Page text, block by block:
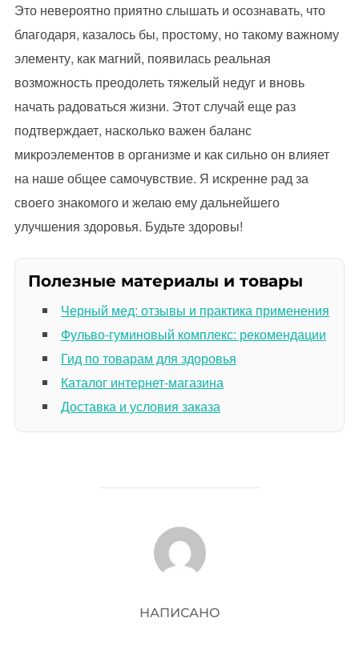
Это невероятно приятно слышать и осознавать, что
благодаря, казалось бы, простому, но такому важному
элементу, как магний, появилась реальная
возможность преодолеть тяжелый недуг и вновь
начать радоваться жизни. Этот случай еще раз
подтверждает, насколько важен баланс
микроэлементов в организме и как сильно он влияет
на наше общее самочувствие. Я искренне рад за
своего знакомого и желаю ему дальнейшего
улучшения здоровья. Будьте здоровы!
Полезные материалы и товары
Черный мед: отзывы и практика применения
Фульво-гуминовый комплекс: рекомендации
Гид по товарам для здоровья
Каталог интернет-магазина
Доставка и условия заказа
АВТОР ЗАПИСИ
НАПИСАНО